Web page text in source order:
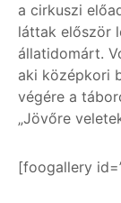
a cirkuszi
láttak először
állatidomárt.
aki középkori
végére a
„Jövőre
[foogallery